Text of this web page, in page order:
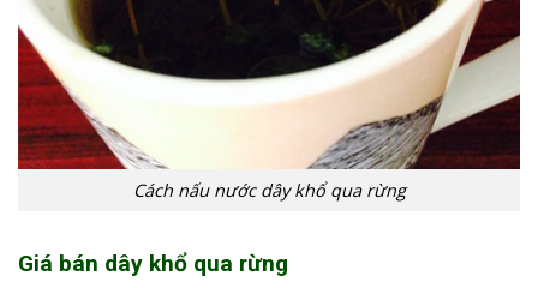
Cách nấu nước dây khổ qua rừng
Giá bán dây khổ qua rừng